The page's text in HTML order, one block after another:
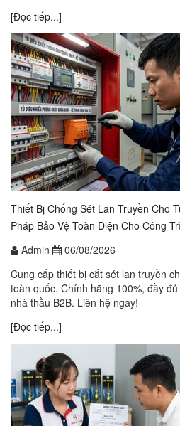
[Đọc tiếp...]
Thiết Bị Chống Sét Lan Truyền Cho
Pháp Bảo Vệ Toàn Diện Cho Công
Admin
06/08/2026
Cung cấp thiết bị cắt sét lan truyền
toàn quốc. Chính hãng 100%, đầy
nhà thầu B2B. Liên hệ ngay!
[Đọc tiếp...]